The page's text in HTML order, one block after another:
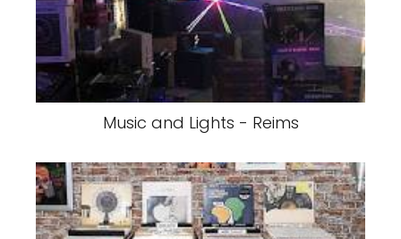
Music and Lights - Reims